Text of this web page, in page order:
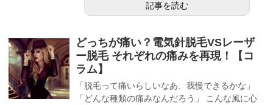
記事を読む
どっちが痛い？電気針脱毛VSレーザ
ー脱毛 それぞれの痛みを再現！【コ
ラム】
「脱毛って痛いらしいなあ、我慢できるかな」
「どんな種類の痛みなんだろう」 こんな風に心